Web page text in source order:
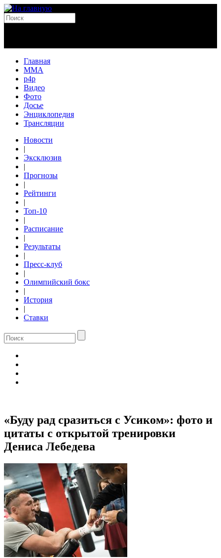
Главная
MMA
p4p
Видео
Фото
Досье
Энциклопедия
Трансляции
Новости
|
Эксклюзив
|
Прогнозы
|
Рейтинги
|
Топ-10
|
Расписание
|
Результаты
|
Пресс-клуб
|
Олимпийский бокс
|
История
|
Ставки
«Буду рад сразиться с Усиком»: фото и
цитаты с открытой тренировки
Дениса Лебедева